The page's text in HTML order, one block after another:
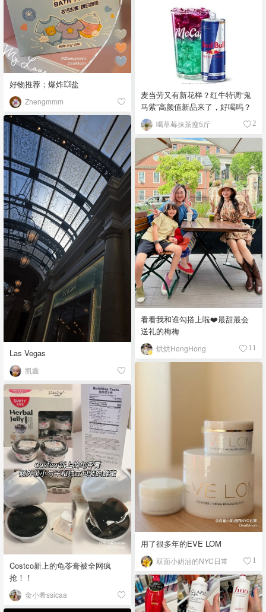
好物推荐；爆炸💥盐
Zhengmmm
麦当劳又有新花样？红牛特调“鬼
马紫”高颜值新品来了，好喝吗？
喝草莓抹茶瘦5斤 2
Las Vegas
凯鑫
看看我和谁勾搭上啦❤️最甜最会
送礼的梅梅
烘烘HongHong 11
用了很多年的EVE LOM
双面小奶油的NYC日常 1
Costco新上的龟苓膏被全网疯
抢！！
金小希ssicaa